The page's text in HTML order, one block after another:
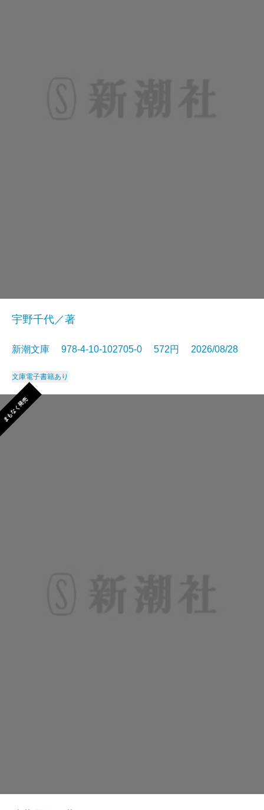
宇野千代／著
新潮文庫 978-4-10-102705-0 572円 2026/08/28
文庫電子書籍あり
まもなく発売